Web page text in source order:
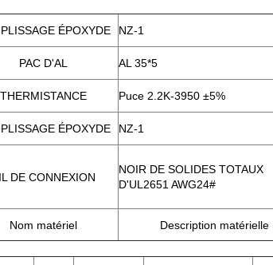
ÉPOXYDE NZ-1
PAC D'AL AL 35*5
THERMISTANCE Puce 2.2K-3950 ±5%
ÉPOXYDE NZ-1
DE CONNEXION
NOIR DE SOLIDES TOTAUX
D'UL2651 AWG24#
Nom matériel Description matérielle